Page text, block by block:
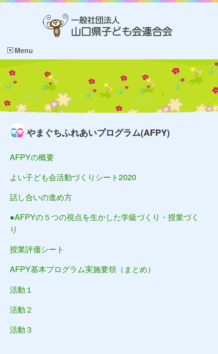
Menu
やまぐちふれあいプログラム(AFPY)
AFPYの概要
よい子ども会活動づくりシート2020
話し合いの進め方
●AFPYの５つの視点を生かした学級づくり・授業づく
り
授業評価シート
AFPY基本プログラム実施要領（まとめ）
活動１
活動２
活動３